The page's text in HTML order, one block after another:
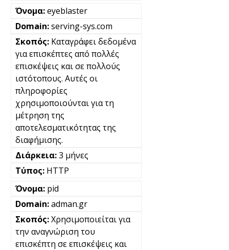
eyeblaster
serving-sys.com
Καταγράφει δεδομένα
για επισκέπτες από πολλές
επισκέψεις και σε πολλούς
ιστότοπους. Αυτές οι
πληροφορίες
χρησιμοποιούνται για τη
μέτρηση της
αποτελεσματικότητας της
διαφήμισης.
3 μήνες
HTTP
pid
adman.gr
Χρησιμοποιείται για
την αναγνώριση του
επισκέπτη σε επισκέψεις και